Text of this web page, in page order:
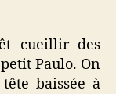
cueillir des
Paulo. On
baissée à